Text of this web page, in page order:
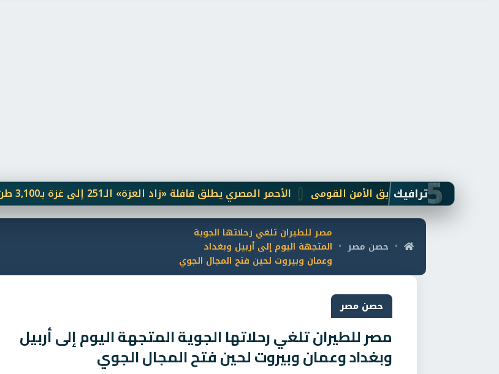
5ترافيك الأحمر المصري يطلق قافلة «زاد العزة» الـ251 إلى غزة بـ3,100 طن مساعدات لتحقيق الأمن القومى
• حصن مصر •
مصر للطيران تلغي رحلاتها الجوية
المتجهة اليوم إلى أربيل وبغداد
وعمان وبيروت لحين فتح المجال الجوي
حصن مصر
مصر للطيران تلغي رحلاتها الجوية المتجهة اليوم إلى أربيل
وبغداد وعمان وبيروت لحين فتح المجال الجوي